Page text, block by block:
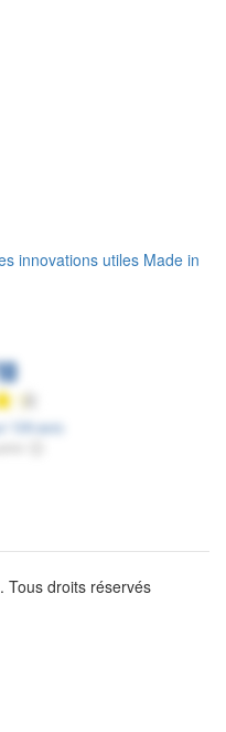
. Tous droits réservés